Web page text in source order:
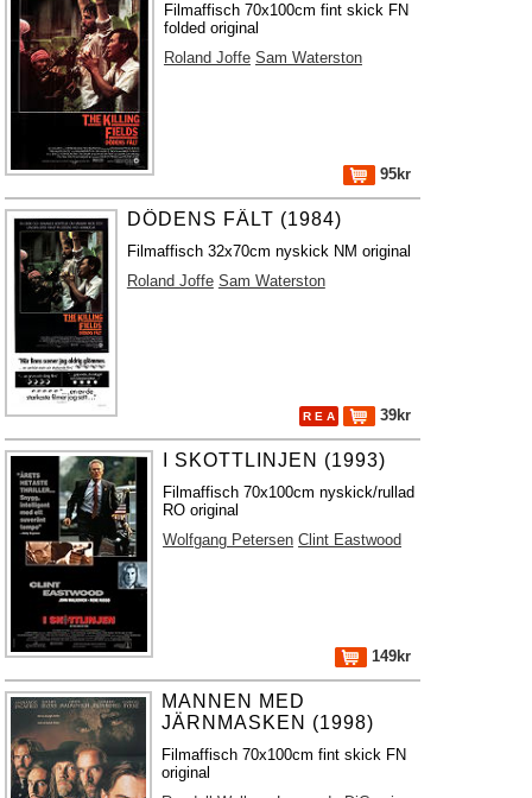
Filmaffisch 70x100cm fint skick FN
folded original
Roland Joffe Sam Waterston
95kr
DÖDENS FÄLT (1984)
Filmaffisch 32x70cm nyskick NM original
Roland Joffe Sam Waterston
R E A 39kr
I SKOTTLINJEN (1993)
Filmaffisch 70x100cm nyskick/rullad
RO original
Wolfgang Petersen Clint Eastwood
149kr
MANNEN MED
JÄRNMASKEN (1998)
Filmaffisch 70x100cm fint skick FN
original